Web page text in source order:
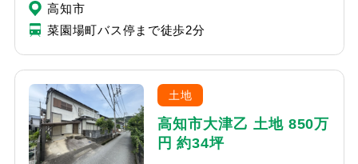
高知市
菜園場町バス停まで徒歩2分
土地
高知市大津乙 土地 850万
円 約34坪